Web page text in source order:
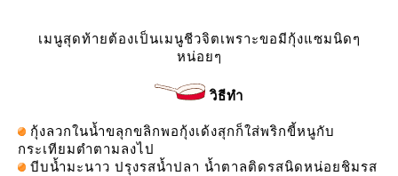
เมนูสุดท้ายต้องเป็นเมนูชีวจิตเพราะขอมีกุ้งแซมนิดๆ
หน่อยๆ
วิธีทำ
กุ้งลวกในน้ำขลุกขลิกพอกุ้งเด้งสุกก็ใส่พริกขี้หนูกับ
กระเทียมตำตามลงไป
บีบน้ำมะนาว ปรุงรสน้ำปลา น้ำตาลติดรสนิดหน่อยชิมรส